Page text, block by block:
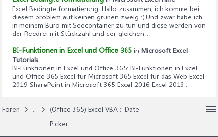
Excel Bedingte formatierung: Hallo zusammen, ich komme bei
diesem problem auf keinen grünen zweig :( Und zwar habe ich
in meinem Büro mit Seecontainer zu tun und diese werden von
der Reedrei mit Stückzahl und der gleichen...
BI-Funktionen in Excel und Office 365 in Microsoft Excel
Tutorials
BI-Funktionen in Excel und Office 365: BI-Funktionen in Excel
und Office 365 Excel für Microsoft 365 Excel für das Web Excel
2019 SharePoint in Microsoft 365 Excel 2016 Excel 2013...
Foren
(Office 365) Excel VBA :: Date
Picker